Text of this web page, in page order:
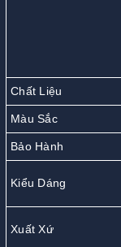
Chất Liệu
Màu Sắc
Bảo Hành
Kiểu Dáng
Xuất Xứ